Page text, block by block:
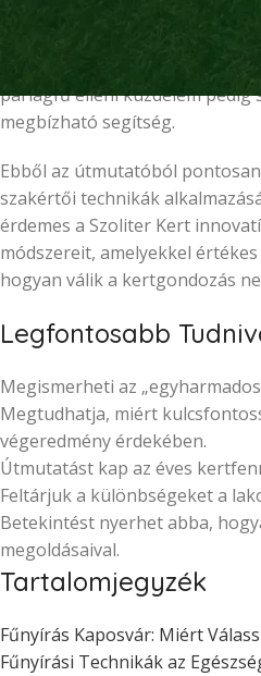
Ön is állt már szombat reggel
Tudjuk, hogy a fűnyírás
mellett nehéz időt szakítani a
parlagfű elleni küzdelem pedig
megbízható segítség.
Ebből az útmutatóból
szakértői technikák
érdemes a Szoliter Kert
módszereit, amelyekkel
hogyan válik a kertgondozás
Legfontosabb
Megismerheti az
Megtudhatja, miért
végeredmény érdekében.
Útmutatást kap az éves
Feltárjuk a különbségeket a
Betekintést nyerhet abba,
megoldásaival.
Tartalomjegyzék
Fűnyírás Kaposvár: Miért
Fűnyírási Technikák az